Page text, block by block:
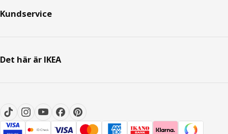
Kundservice
Det här är IKEA